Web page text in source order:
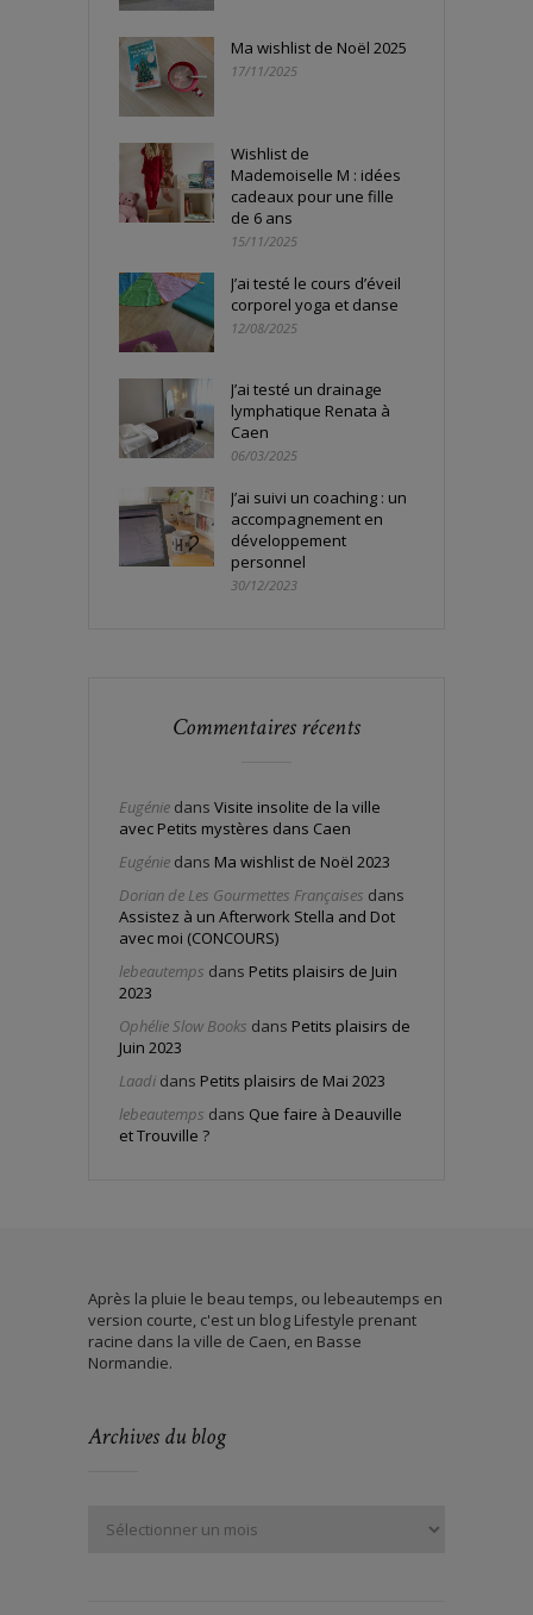
Ma wishlist de Noël 2025
17/11/2025
Wishlist de
Mademoiselle M : idées
cadeaux pour une fille
de 6 ans
15/11/2025
J’ai testé le cours d’éveil
corporel yoga et danse
12/08/2025
J’ai testé un drainage
lymphatique Renata à
Caen
06/03/2025
J’ai suivi un coaching : un
accompagnement en
développement
personnel
30/12/2023
Commentaires récents
Eugénie dans Visite insolite de la ville
avec Petits mystères dans Caen
Eugénie dans Ma wishlist de Noël 2023
Dorian de Les Gourmettes Françaises dans
Assistez à un Afterwork Stella and Dot
avec moi (CONCOURS)
lebeautemps dans Petits plaisirs de Juin
2023
Ophélie Slow Books dans Petits plaisirs de
Juin 2023
Laadi dans Petits plaisirs de Mai 2023
lebeautemps dans Que faire à Deauville
et Trouville ?
Après la pluie le beau temps, ou lebeautemps en
version courte, c'est un blog Lifestyle prenant
racine dans la ville de Caen, en Basse
Normandie.
Archives du blog